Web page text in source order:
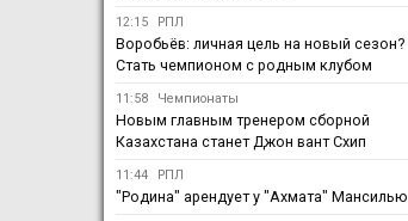
12:15 РПЛ
Воробьёв: личная цель на новый сезон?
Стать чемпионом с родным клубом
11:58 Чемпионаты
Новым главным тренером сборной
Казахстана станет Джон вант Схип
11:44 РПЛ
"Родина" арендует у "Ахмата" Мансилью